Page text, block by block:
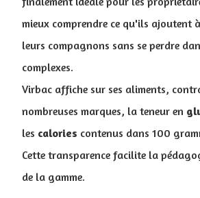
mieux comprendre ce qu'ils ajoutent
leurs compagnons sans se perdre
complexes.
Virbac affiche sur ses aliments,
nombreuses marques, la teneur en
les calories contenus dans 100
Cette transparence facilite la
de la gamme.